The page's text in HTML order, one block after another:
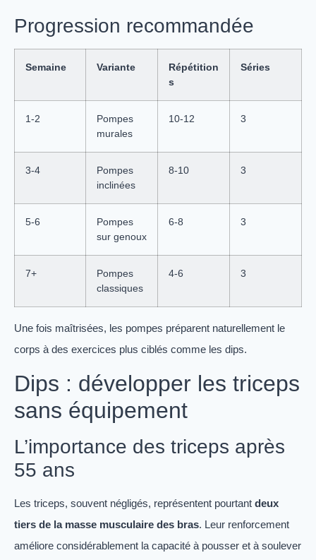
Progression recommandée
Semaine Variante
Répétition
s
Séries
1-2
Pompes
murales
10-12 3
3-4
Pompes
inclinées
8-10 3
5-6
Pompes
sur genoux
6-8 3
7+
Pompes
classiques
4-6 3
Une fois maîtrisées, les pompes préparent naturellement le
corps à des exercices plus ciblés comme les dips.
Dips : développer les triceps
sans équipement
L’importance des triceps après
55 ans
Les triceps, souvent négligés, représentent pourtant deux
tiers de la masse musculaire des bras. Leur renforcement
améliore considérablement la capacité à pousser et à soulever